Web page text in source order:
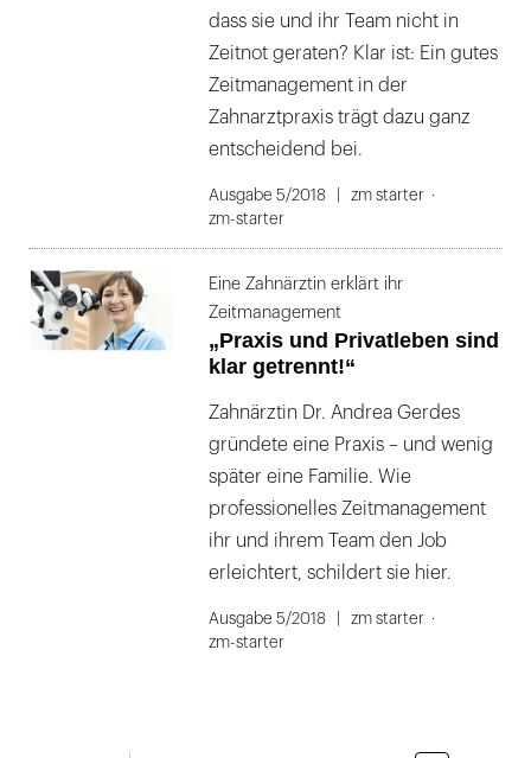
dass sie und ihr Team nicht in
Zeitnot geraten? Klar ist: Ein gutes
Zeitmanagement in der
Zahnarztpraxis trägt dazu ganz
entscheidend bei.
Ausgabe 5/2018
zm starter
zm-starter
Eine Zahnärztin erklärt ihr
Zeitmanagement
„Praxis und Privatleben sind
klar getrennt!“
Zahnärztin Dr. Andrea Gerdes
gründete eine Praxis – und wenig
später eine Familie. Wie
professionelles Zeitmanagement
ihr und ihrem Team den Job
erleichtert, schildert sie hier.
Ausgabe 5/2018
zm starter
zm-starter